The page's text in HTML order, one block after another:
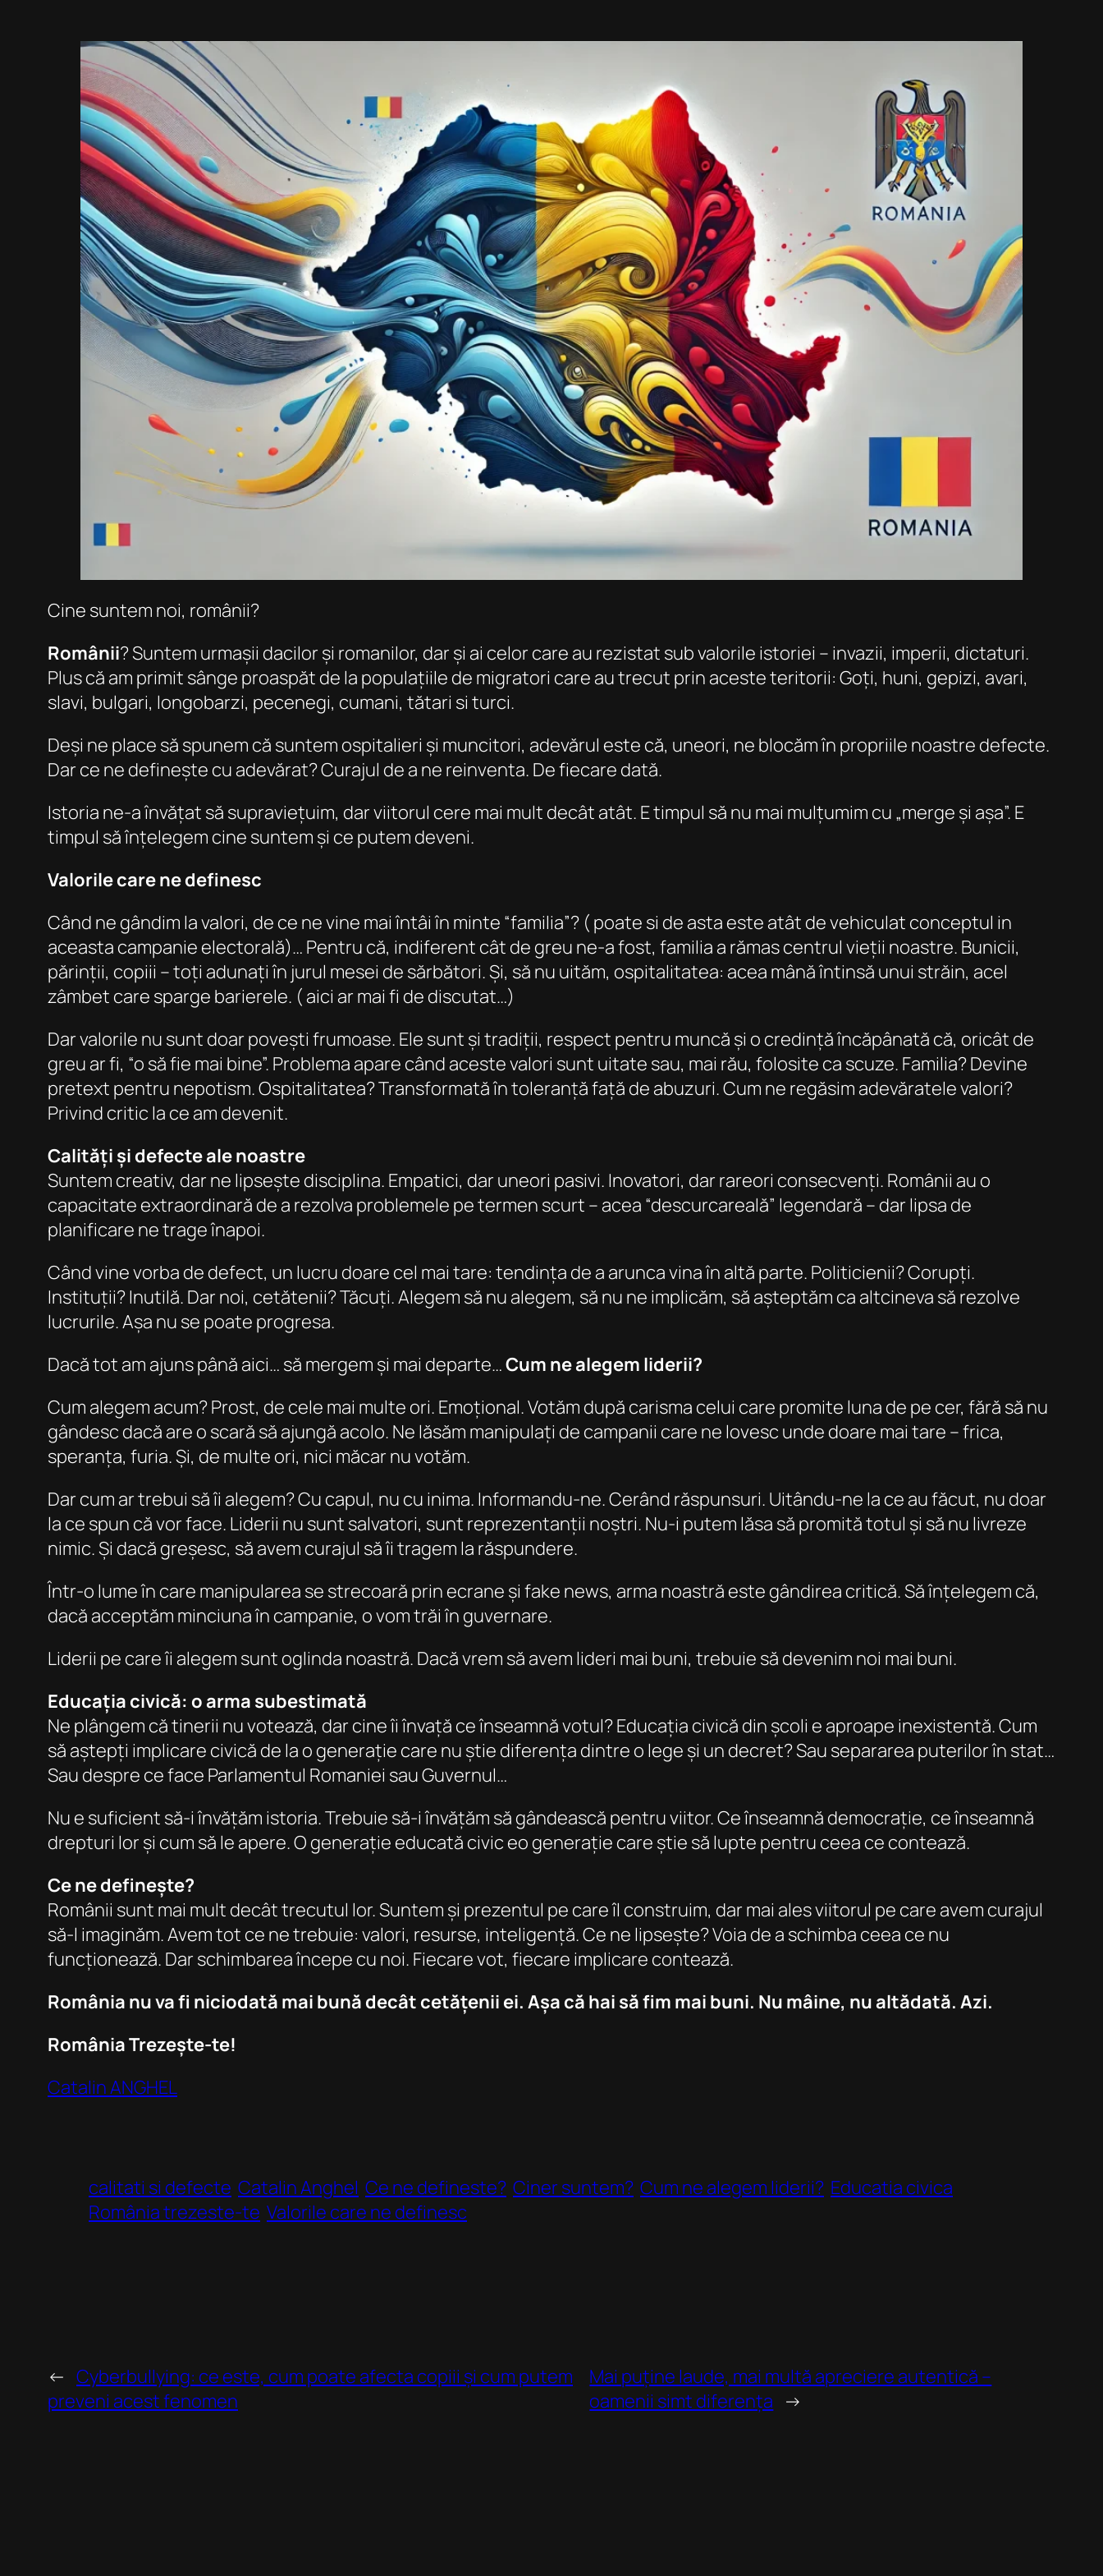
Cine suntem noi, românii?
Românii? Suntem urmașii dacilor și romanilor, dar și ai celor care au rezistat sub valorile istoriei – invazii, imperii, dictaturi.
Plus că am primit sânge proaspăt de la populațiile de migratori care au trecut prin aceste teritorii: Goți, huni, gepizi, avari,
slavi, bulgari, longobarzi, pecenegi, cumani, tătari si turci.
Deși ne place să spunem că suntem ospitalieri și muncitori, adevărul este că, uneori, ne blocăm în propriile noastre defecte.
Dar ce ne definește cu adevărat? Curajul de a ne reinventa. De fiecare dată.
Istoria ne-a învățat să supraviețuim, dar viitorul cere mai mult decât atât. E timpul să nu mai mulțumim cu „merge și așa”. E
timpul să înțelegem cine suntem și ce putem deveni.
Valorile care ne definesc
Când ne gândim la valori, de ce ne vine mai întâi în minte “familia”? ( poate si de asta este atât de vehiculat conceptul in
aceasta campanie electorală)… Pentru că, indiferent cât de greu ne-a fost, familia a rămas centrul vieții noastre. Bunicii,
părinții, copiii – toți adunați în jurul mesei de sărbători. Și, să nu uităm, ospitalitatea: acea mână întinsă unui străin, acel
zâmbet care sparge barierele. ( aici ar mai fi de discutat…)
Dar valorile nu sunt doar povești frumoase. Ele sunt și tradiții, respect pentru muncă și o credință încăpânată că, oricât de
greu ar fi, “o să fie mai bine”. Problema apare când aceste valori sunt uitate sau, mai rău, folosite ca scuze. Familia? Devine
pretext pentru nepotism. Ospitalitatea? Transformată în toleranță față de abuzuri. Cum ne regăsim adevăratele valori?
Privind critic la ce am devenit.
Calități și defecte ale noastre
Suntem creativ, dar ne lipsește disciplina. Empatici, dar uneori pasivi. Inovatori, dar rareori consecvenți. Românii au o
capacitate extraordinară de a rezolva problemele pe termen scurt – acea “descurcareală” legendară – dar lipsa de
planificare ne trage înapoi.
Când vine vorba de defect, un lucru doare cel mai tare: tendința de a arunca vina în altă parte. Politicienii? Corupți.
Instituții? Inutilă. Dar noi, cetătenii? Tăcuți. Alegem să nu alegem, să nu ne implicăm, să așteptăm ca altcineva să rezolve
lucrurile. Așa nu se poate progresa.
Dacă tot am ajuns până aici… să mergem și mai departe…Cum ne alegem liderii?
Cum alegem acum? Prost, de cele mai multe ori. Emoțional. Votăm după carisma celui care promite luna de pe cer, fără să nu
gândesc dacă are o scară să ajungă acolo. Ne lăsăm manipulați de campanii care ne lovesc unde doare mai tare – frica,
speranța, furia. Și, de multe ori, nici măcar nu votăm.
Dar cum ar trebui să îi alegem? Cu capul, nu cu inima. Informandu-ne. Cerând răspunsuri. Uitându-ne la ce au făcut, nu doar
la ce spun că vor face. Liderii nu sunt salvatori, sunt reprezentanții noștri. Nu-i putem lăsa să promită totul și să nu livreze
nimic. Și dacă greșesc, să avem curajul să îi tragem la răspundere.
Într-o lume în care manipularea se strecoară prin ecrane și fake news, arma noastră este gândirea critică. Să înțelegem că,
dacă acceptăm minciuna în campanie, o vom trăi în guvernare.
Liderii pe care îi alegem sunt oglinda noastră. Dacă vrem să avem lideri mai buni, trebuie să devenim noi mai buni.
Educația civică: o arma subestimată
Ne plângem că tinerii nu votează, dar cine îi învață ce înseamnă votul? Educația civică din școli e aproape inexistentă. Cum
să aștepți implicare civică de la o generație care nu știe diferența dintre o lege și un decret? Sau separarea puterilor în stat…
Sau despre ce face Parlamentul Romaniei sau Guvernul…
Nu e suficient să-i învățăm istoria. Trebuie să-i învățăm să gândească pentru viitor. Ce înseamnă democrație, ce înseamnă
drepturi lor și cum să le apere. O generație educată civic eo generație care știe să lupte pentru ceea ce contează.
Ce ne definește?
Românii sunt mai mult decât trecutul lor. Suntem și prezentul pe care îl construim, dar mai ales viitorul pe care avem curajul
să-l imaginăm. Avem tot ce ne trebuie: valori, resurse, inteligență. Ce ne lipsește? Voia de a schimba ceea ce nu
funcționează. Dar schimbarea începe cu noi. Fiecare vot, fiecare implicare contează.
România nu va fi niciodată mai bună decât cetățenii ei. Așa că hai să fim mai buni. Nu mâine, nu altădată. Azi.
România Trezește-te!
Catalin ANGHEL
calitati si defecte Catalin Anghel Ce ne defineste? Ciner suntem? Cum ne alegem liderii? Educatia civica
România trezeste-te Valorile care ne definesc
← Cyberbullying: ce este, cum poate afecta copiii și cum putem
preveni acest fenomen
Mai puține laude, mai multă apreciere autentică –
oamenii simt diferența →